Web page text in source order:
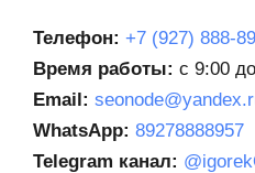
Телефон: +7 (927) 888-
Время работы: с 9:00
Email:
WhatsApp: 89278888957
Telegram канал: